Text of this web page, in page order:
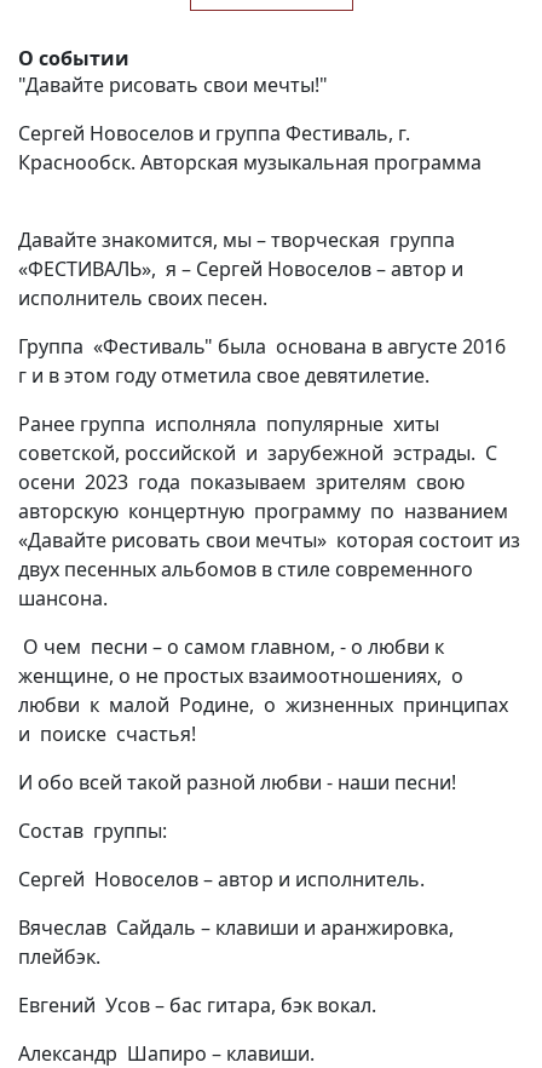
О событии
"Давайте рисовать свои мечты!"
Сергей Новоселов и группа Фестиваль, г.
Краснообск. Авторская музыкальная программа
Давайте знакомится, мы – творческая группа
«ФЕСТИВАЛЬ», я – Сергей Новоселов – автор и
исполнитель своих песен.
Группа «Фестиваль" была основана в августе 2016
г и в этом году отметила своедевятилетие.
Ранее группа исполняла популярные хиты
советской, российской и зарубежной эстрады. С
осени 2023 года показываем зрителям свою
авторскую концертную программу по названием
«Давайте рисовать свои мечты» которая состоит из
двух песенных альбомов в стиле современного
шансона.
О чем песни – о самом главном, - о любви к
женщине, о не простых взаимоотношениях, о
любви к малой Родине, о жизненных принципах
и поиске счастья!
И обо всей такой разной любви - наши песни!
Состав группы:
Сергей Новоселов – автор и исполнитель.
Вячеслав Сайдаль – клавиши и аранжировка,
плейбэк.
Евгений Усов – бас гитара, бэк вокал.
Александр Шапиро – клавиши.